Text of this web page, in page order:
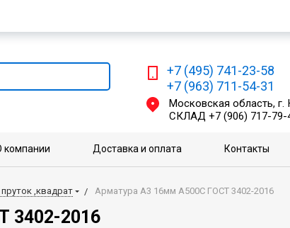
+7 (495) 741-23-58
+7 (963) 711-54-31
Московская область, г.
СКЛАД +7 (906) 717-79-
компании Доставка и оплата Контакты
,квадрат Арматура А3 16мм А500С ГОСТ 3402-2016
3402-2016